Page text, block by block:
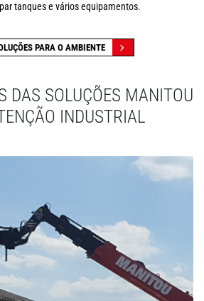
tanques e vários equipamentos.
PARA O AMBIENTE
DAS SOLUÇÕES MANITOU
INDUSTRIAL